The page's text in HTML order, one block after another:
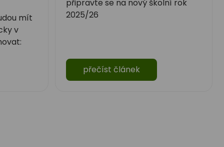
mít
v
připravte se na nový školní rok
2025/26
přečíst článek